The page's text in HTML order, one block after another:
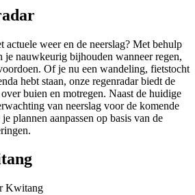
actuele weer en de neerslag? Met behulp
je nauwkeurig bijhouden wanneer regen,
Of je nu een wandeling, fietstocht
hebt staan, onze regenradar biedt de
buien en motregen. Naast de huidige
van neerslag voor de komende
plannen aanpassen op basis van de
Kwitang